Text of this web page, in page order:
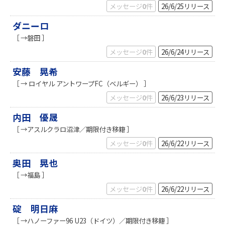
メッセージ0件 26/6/25 リリース
ダニーロ
［ →磐田 ］
メッセージ0件 26/6/24リリース
安藤 晃希
［ → ロイヤル アントワープFC（ベルギー） ］
メッセージ0件 26/6/23 リリース
内田 優晟
［ →アスルクラロ沼津／期限付き移籍 ］
メッセージ0件 26/6/22リリース
奥田 晃也
［ →福島 ］
メッセージ0件 26/6/22リリース
碇 明日麻
［ →ハノーファー96 U23（ドイツ）／期限付き移籍 ］